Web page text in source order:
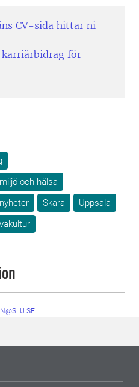
CV-sida hittar ni
karriärbidrag för
och hälsa
Skara
Uppsala